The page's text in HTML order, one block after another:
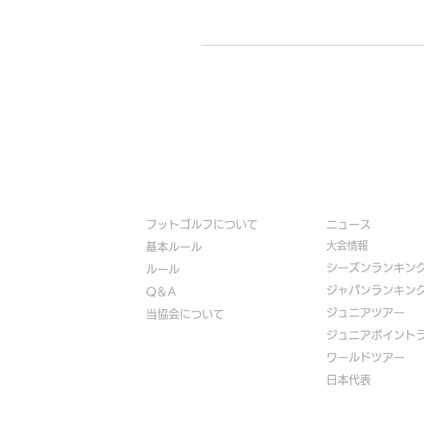
フットゴルフについて
基本ルール
ルール
Q＆A
​当協会について
​ニュース
大会情報
シーズンランキン
ジャパンランキン
ジュニアツアー
ジュニアポイント
​ワールドツアー
​​日本代表